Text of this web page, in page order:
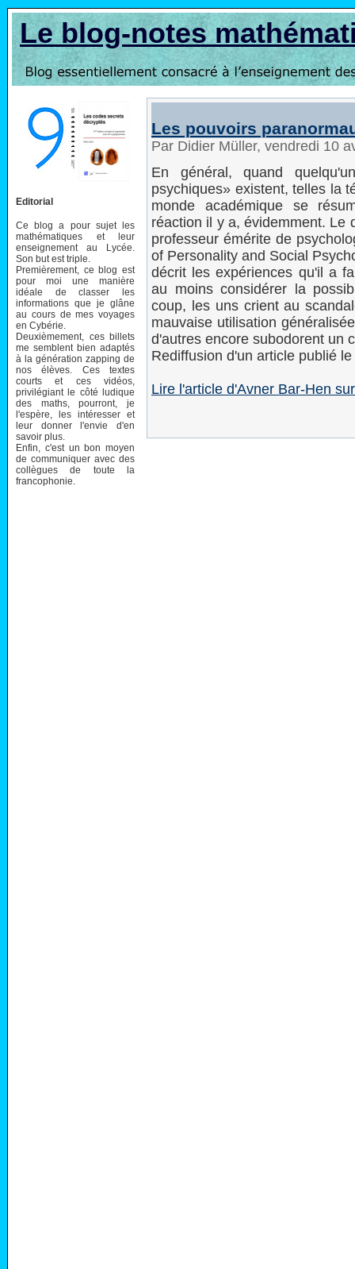
Le blog-notes
Editorial
Ce blog a pour sujet les
mathématiques et leur
enseignement au Lycée.
Son but est triple.
Premièrement, ce blog est
pour moi une manière
idéale de classer les
informations que je glâne
au cours de mes voyages
en Cybérie.
Deuxièmement, ces billets
me semblent bien adaptés
à la génération zapping de
nos élèves. Ces textes
courts et ces vidéos,
privilégiant le côté ludique
des maths, pourront, je
l'espère, les intéresser et
leur donner l'envie d'en
savoir plus.
Enfin, c'est un bon moyen
de communiquer avec des
collègues de toute la
francophonie.
Les pouvoirs
Par Didier Müller, vendredi 10
En général, quand
psychiques» existent, telles la
monde académique se
réaction il y a, évidemment. Le
professeur émérite de
of Personality and Social
décrit les expériences qu'il a
au moins considérer la
coup, les uns crient au
mauvaise utilisation
d'autres encore subodorent un
Rediffusion d'un article publié
Lire l'article d'Avner Bar-Hen